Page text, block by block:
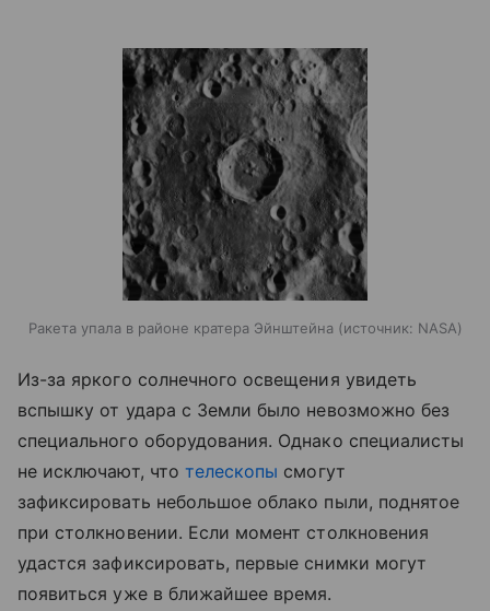
Ракета упала в районе кратера Эйнштейна источник: NASA
Из-за яркого солнечного освещения увидеть
вспышку от удара с Земли было невозможно без
специального оборудования. Однако специалисты
не исключают, что телескопы смогут
зафиксировать небольшое облако пыли, поднятое
при столкновении. Если момент столкновения
удастся зафиксировать, первые снимки могут
появиться уже в ближайшее время.